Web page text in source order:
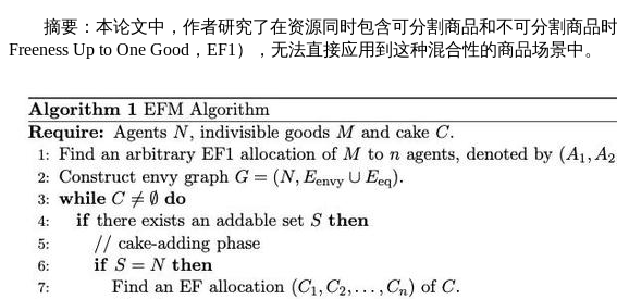
摘要：本论文中，作者研究了在资源同时包含可分割商品和不可分割商品时
Freeness Up to One Good，EF1），无法直接应用到这种混合性的商品场景中。